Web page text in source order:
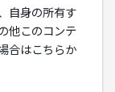
自身の所有す
他このコンテ
合はこちらか